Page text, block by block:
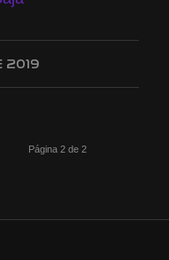
2019
Página 2 de 2